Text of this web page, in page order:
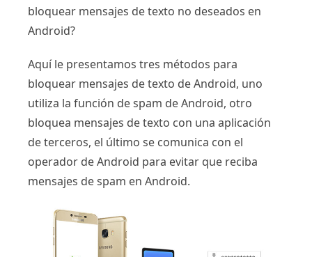
bloquear mensajes de texto no deseados en
Android?
Aquí le presentamos tres métodos para
bloquear mensajes de texto de Android, uno
utiliza la función de spam de Android, otro
bloquea mensajes de texto con una aplicación
de terceros, el último se comunica con el
operador de Android para evitar que reciba
mensajes de spam en Android.